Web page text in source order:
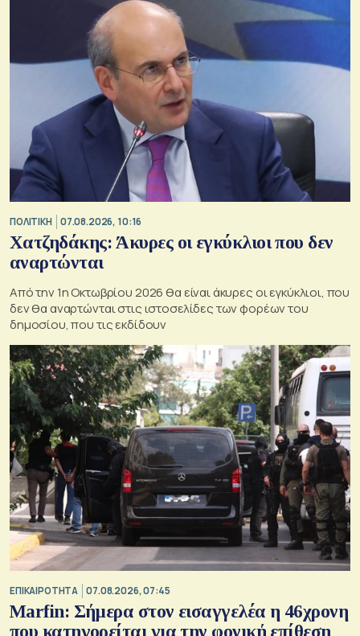
ΠΟΛΙΤΙΚΗ 07.08.2026, 10:16
Χατζηδάκης: Άκυρες οι εγκύκλιοι που δεν
αναρτώνται
Από την 1η Οκτωβρίου 2026 θα είναι άκυρες οι εγκύκλιοι, που
δεν θα αναρτώνται στις ιστοσελίδες των φορέων του
δημοσίου, που τις εκδίδουν
ΕΠΙΚΑΙΡΟΤΗΤΑ 07.08.2026, 07:45
Marfin: Σήμερα στον εισαγγελέα η 46χρονη
που κατηγορείται για την φονική επίθεση